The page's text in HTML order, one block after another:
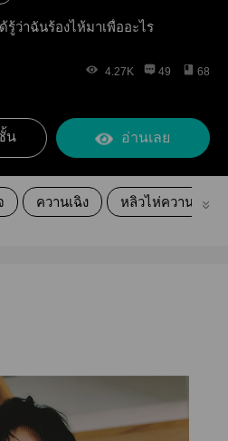
รู้ว่าฉันร้องไห้มาเพื่ออะไร
4.27K 49 68
น อ่านเลย
ควานเฉิง หลิวไห่ควาน